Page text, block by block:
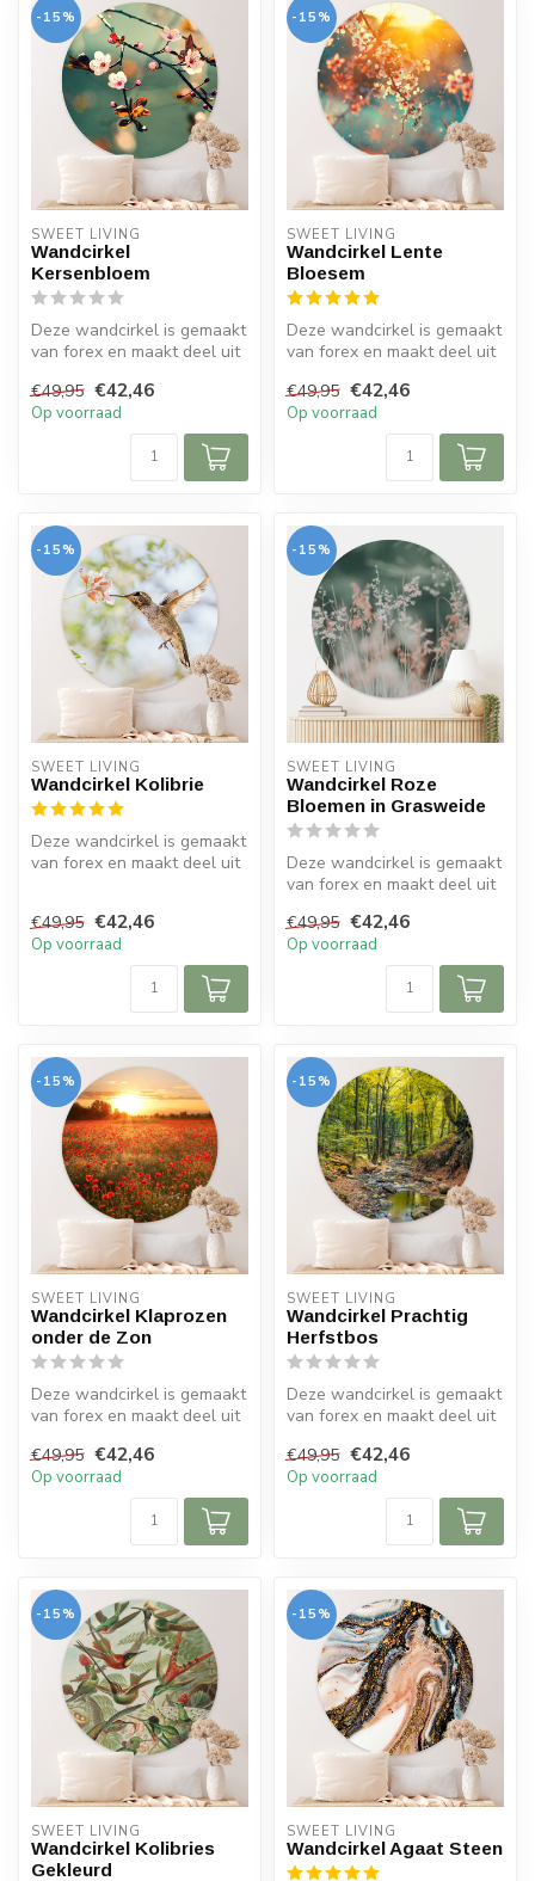
-15%
SWEET LIVING
Wandcirkel
Kersenbloem
Deze wandcirkel is gemaakt
van forex en maakt deel uit
€49,95 €42,46
Op voorraad
-15%
SWEET LIVING
Wandcirkel Lente
Bloesem
Deze wandcirkel is gemaakt
van forex en maakt deel uit
€49,95 €42,46
Op voorraad
-15%
SWEET LIVING
Wandcirkel Kolibrie
Deze wandcirkel is gemaakt
van forex en maakt deel uit
€49,95 €42,46
Op voorraad
-15%
SWEET LIVING
Wandcirkel Roze
Bloemen in Grasweide
Deze wandcirkel is gemaakt
van forex en maakt deel uit
€49,95 €42,46
Op voorraad
-15%
SWEET LIVING
Wandcirkel Klaprozen
onder de Zon
Deze wandcirkel is gemaakt
van forex en maakt deel uit
€49,95 €42,46
Op voorraad
-15%
SWEET LIVING
Wandcirkel Prachtig
Herfstbos
Deze wandcirkel is gemaakt
van forex en maakt deel uit
€49,95 €42,46
Op voorraad
-15%
SWEET LIVING
Wandcirkel Kolibries
Gekleurd
-15%
SWEET LIVING
Wandcirkel Agaat Steen